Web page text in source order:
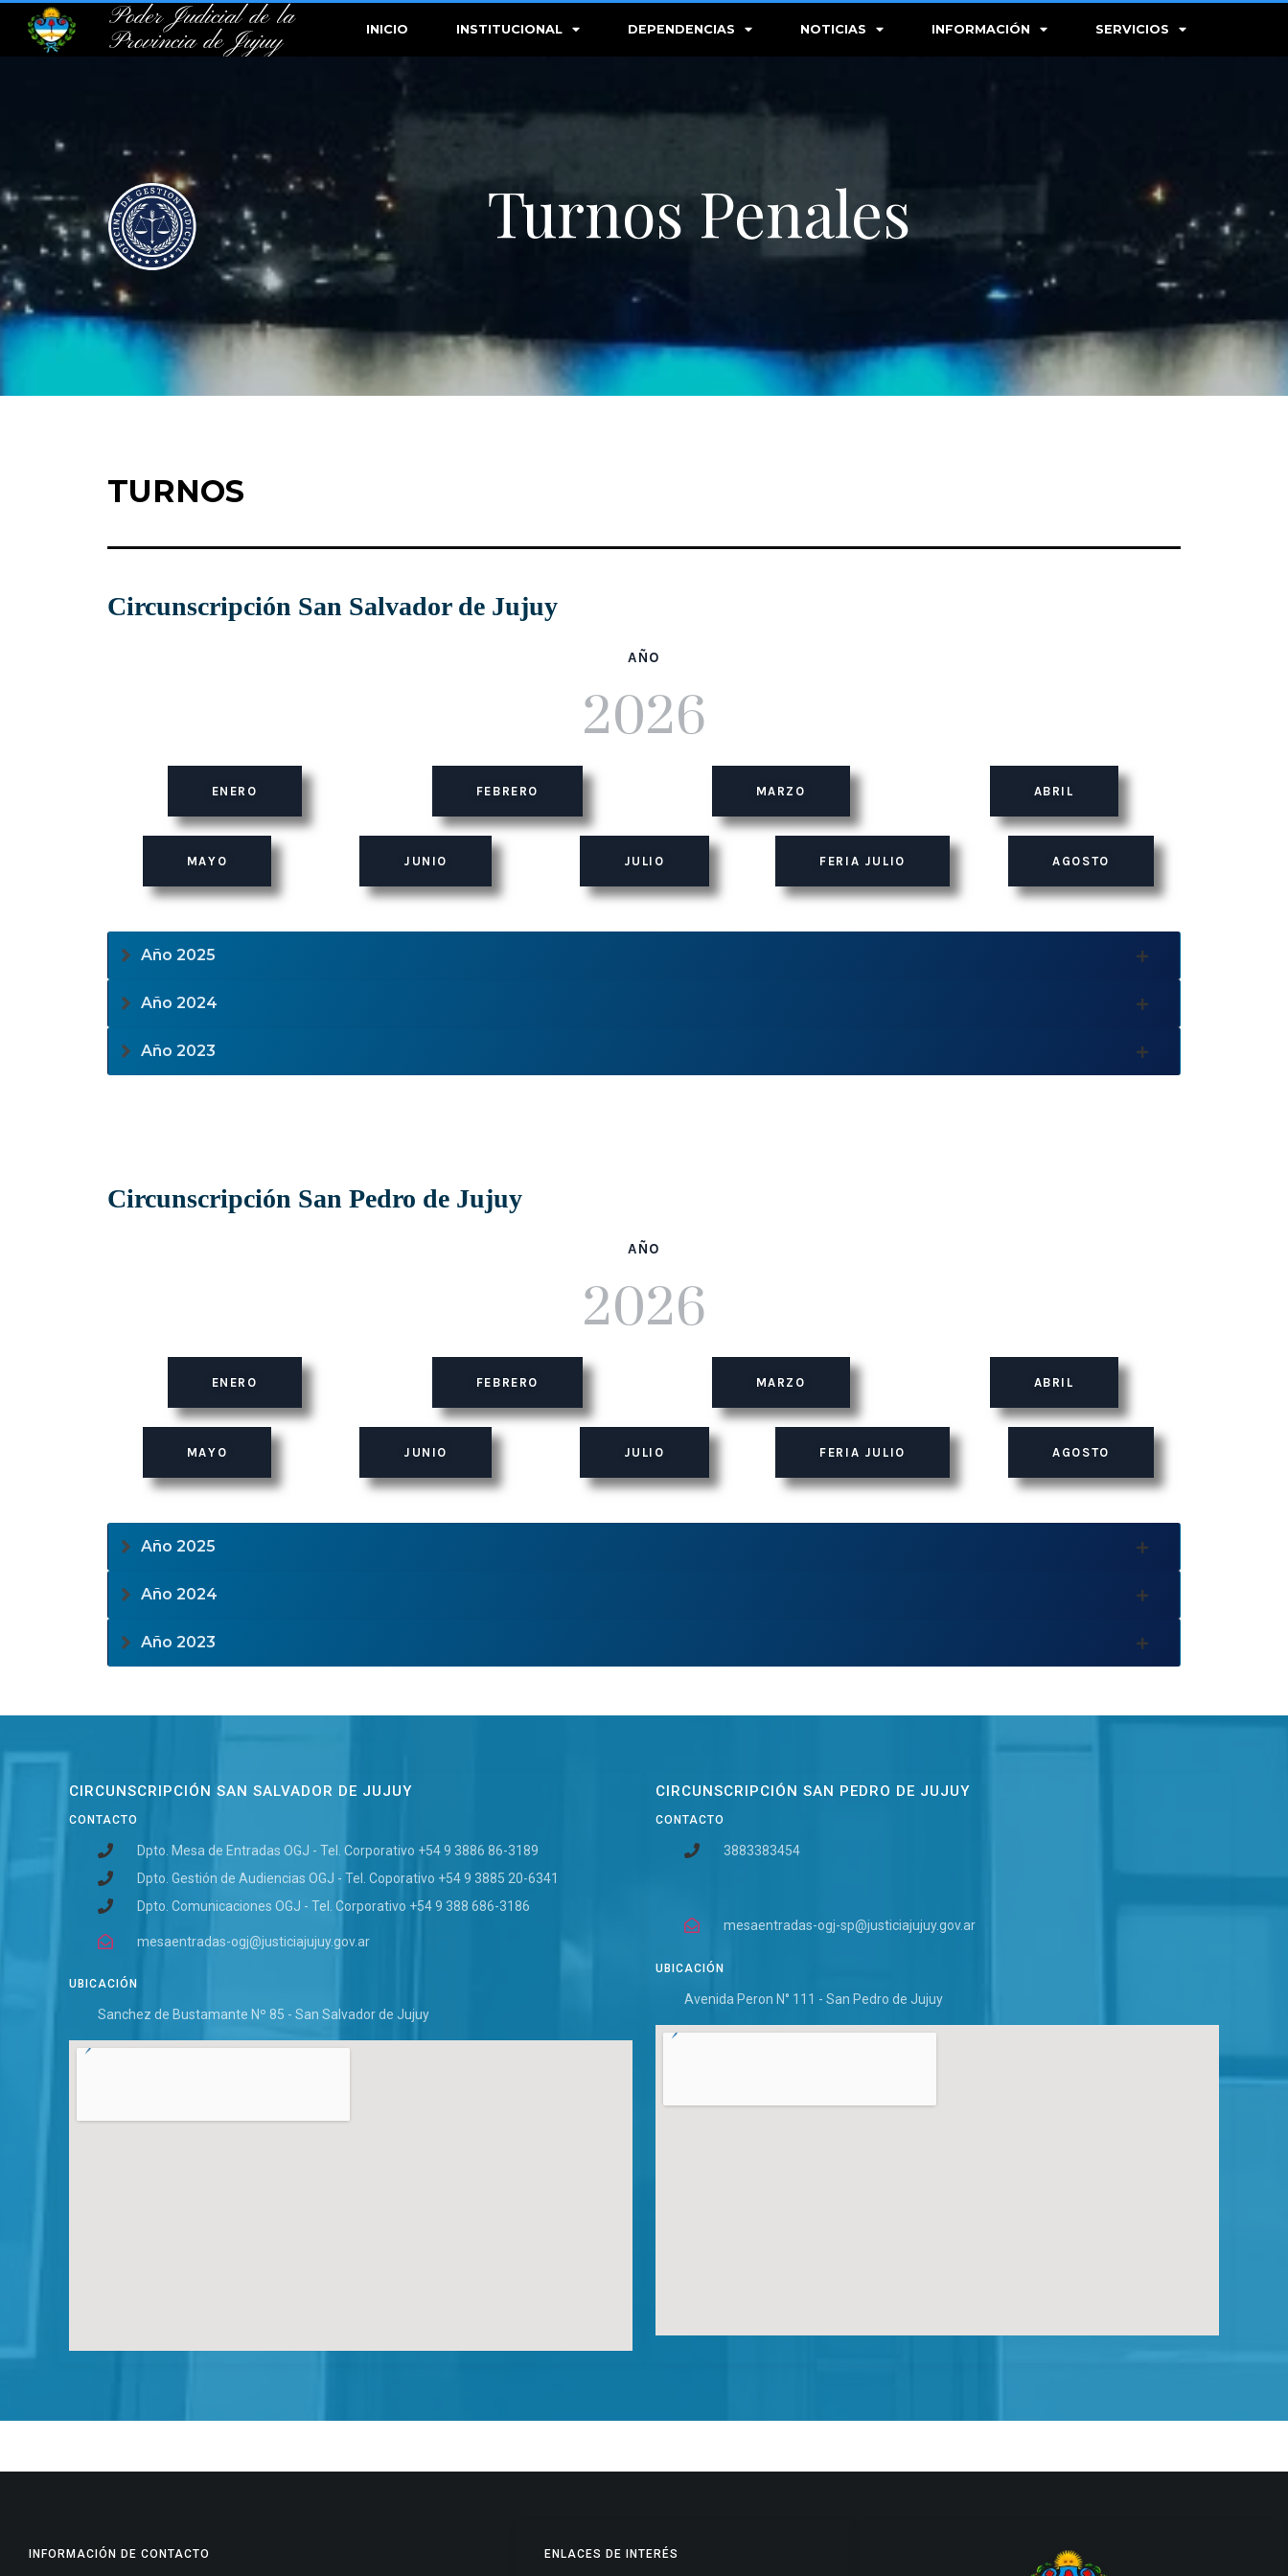
Poder Judicial de la
Provincia de Jujuy
INICIO INSTITUCIONAL DEPENDENCIAS NOTICIAS INFORMACIÓN SERVICIOS
Turnos Penales
TURNOS
Circunscripción San Salvador de Jujuy
AÑO
2026
ENERO FEBRERO MARZO ABRIL
MAYO JUNIO JULIO FERIA JULIO AGOSTO
Año 2025
Año 2024
Año 2023
Circunscripción San Pedro de Jujuy
AÑO
2026
ENERO FEBRERO MARZO ABRIL
MAYO JUNIO JULIO FERIA JULIO AGOSTO
Año 2025
Año 2024
Año 2023
CIRCUNSCRIPCIÓN SAN SALVADOR DE JUJUY
CONTACTO
Dpto. Mesa de Entradas OGJ - Tel. Corporativo +54 9 3886 86-3189
Dpto. Gestión de Audiencias OGJ - Tel. Coporativo +54 9 3885 20-6341
Dpto. Comunicaciones OGJ - Tel. Corporativo +54 9 388 686-3186
mesaentradas-ogj@justiciajujuy.gov.ar
UBICACIÓN
Sanchez de Bustamante Nº 85 - San Salvador de Jujuy
CIRCUNSCRIPCIÓN SAN PEDRO DE JUJUY
CONTACTO
3883383454
mesaentradas-ogj-sp@justiciajujuy.gov.ar
UBICACIÓN
Avenida Peron N° 111 - San Pedro de Jujuy
INFORMACIÓN DE CONTACTO ENLACES DE INTERÉS